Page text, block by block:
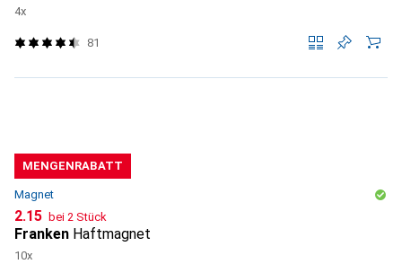
4x
81
MENGENRABATT
Magnet
CHF
2.15 bei 2 Stück
Franken Haftmagnet
10x